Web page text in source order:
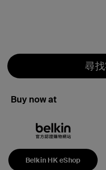
尋
Buy now at
Belkin HK eShop